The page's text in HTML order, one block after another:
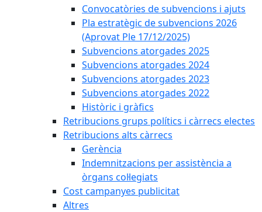
Convocatòries de subvencions i ajuts
Pla estratègic de subvencions 2026
(Aprovat Ple 17/12/2025)
Subvencions atorgades 2025
Subvencions atorgades 2024
Subvencions atorgades 2023
Subvencions atorgades 2022
Històric i gràfics
Retribucions grups polítics i càrrecs electes
Retribucions alts càrrecs
Gerència
Indemnitzacions per assistència a
òrgans col·legiats
Cost campanyes publicitat
Altres